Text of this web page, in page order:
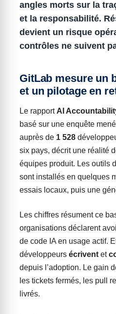
angles morts sur la
et la responsabilité.
devient un risque
contrôles ne suivent
GitLab mesure un
et un pilotage en
Le rapport AI
basé sur une enquête
auprès de 1 528
six pays, décrit une réalité
équipes produit. Les outils
sont installés en quelques
essais locaux, puis une
Les chiffres résument ce
organisations déclarent
de code IA en usage actif.
développeurs écrivent et
depuis l’adoption. Le gain
les tickets fermés, les pull
livrés.